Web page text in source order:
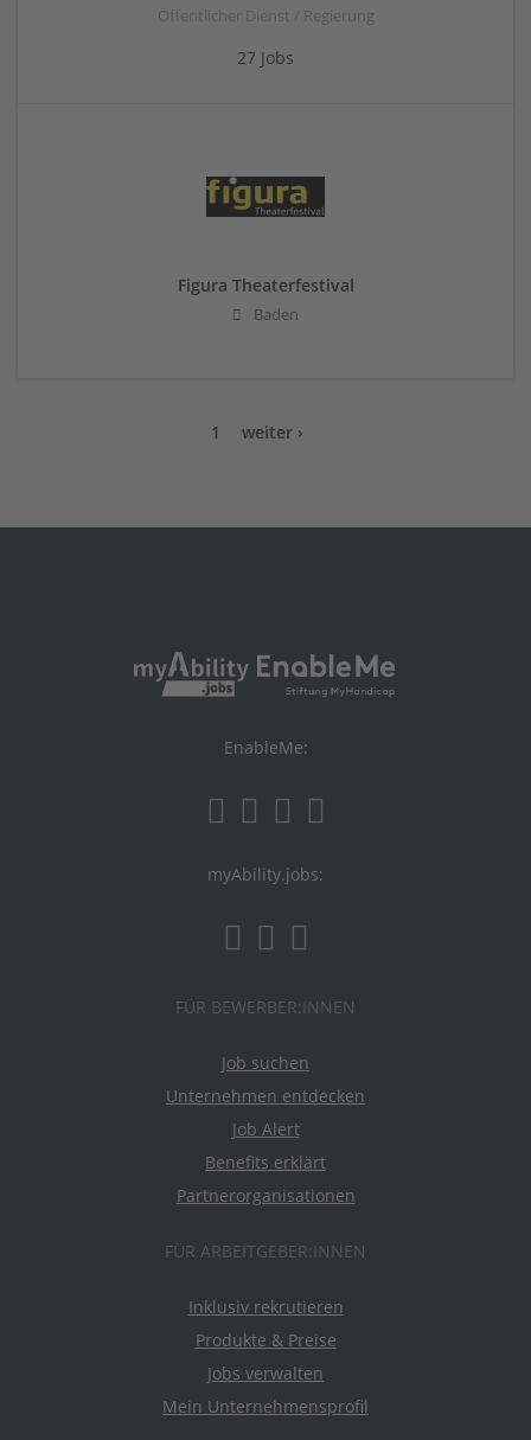
Öffentlicher Dienst / Regierung
27 Jobs
Figura Theaterfestival
Baden
1 weiter ›
EnableMe:
myAbility.jobs:
FÜR BEWERBER:INNEN
Job suchen
Unternehmen entdecken
Job Alert
Benefits erklärt
Partnerorganisationen
FÜR ARBEITGEBER:INNEN
Inklusiv rekrutieren
Produkte & Preise
Jobs verwalten
Mein Unternehmensprofil